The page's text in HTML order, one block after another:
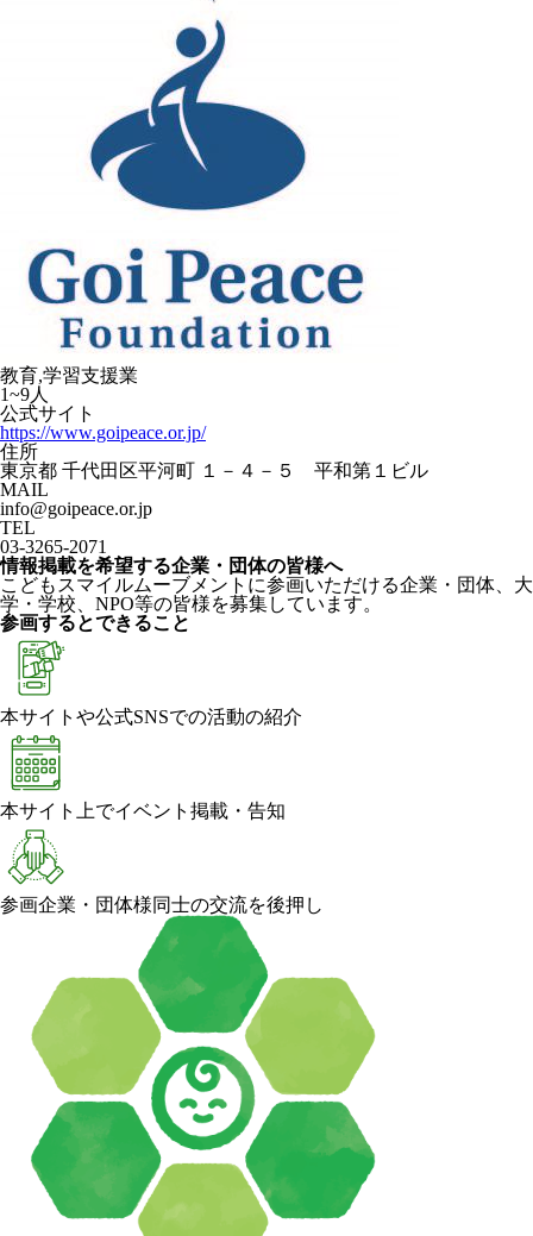
教育,学習支援業
1~9人
公式サイト
https://www.goipeace.or.jp/
住所
東京都 千代田区平河町 １－４－５ 平和第１ビル
MAIL
info@goipeace.or.jp
TEL
03-3265-2071
情報掲載を希望する企業・団体の皆様へ
こどもスマイルムーブメントに参画いただける企業・団体、大
学・学校、NPO等の皆様を募集しています。
参画するとできること
本サイトや公式SNSでの活動の紹介
本サイト上でイベント掲載・告知
参画企業・団体様同士の交流を後押し